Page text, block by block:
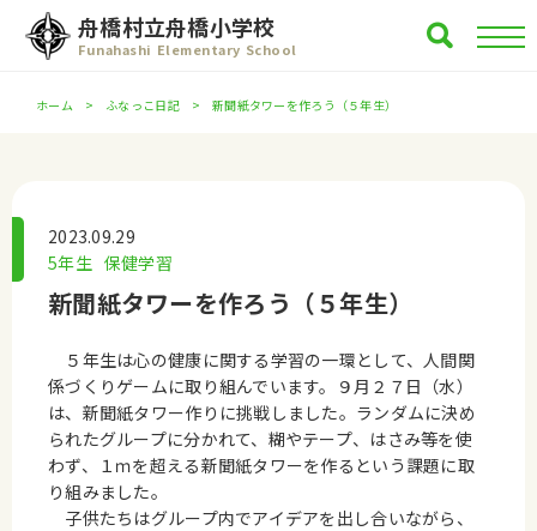
舟橋村立舟橋小学校
Funahashi Elementary School
ホーム ふなっこ日記 新聞紙タワーを作ろう（５年生）
2023.09.29
5年生 保健学習
新聞紙タワーを作ろう（５年生）
５年生は心の健康に関する学習の一環として、人間関
係づくりゲームに取り組んでいます。９月２７日（水）
は、新聞紙タワー作りに挑戦しました。ランダムに決め
られたグループに分かれて、糊やテープ、はさみ等を使
わず、１ｍを超える新聞紙タワーを作るという課題に取
り組みました。
子供たちはグループ内でアイデアを出し合いながら、